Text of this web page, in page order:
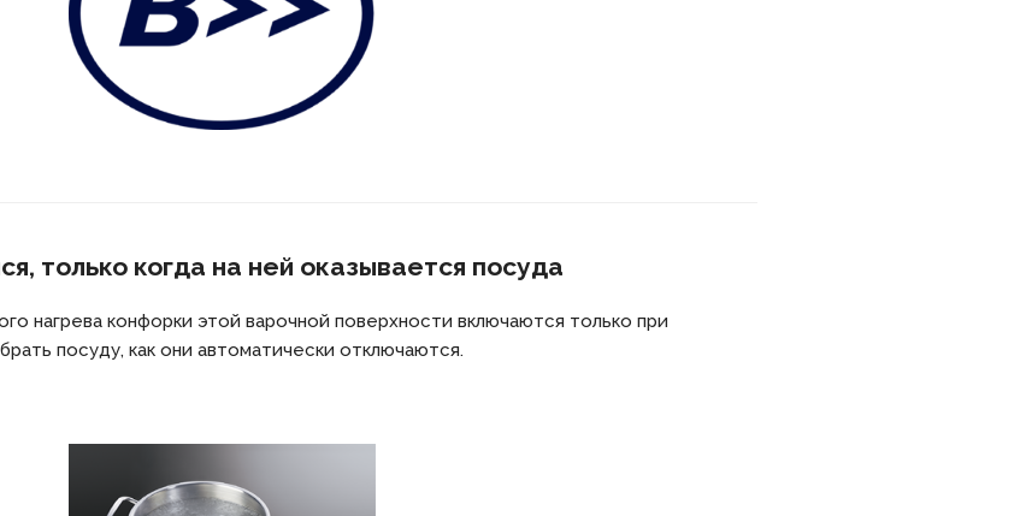
только когда на ней оказывается посуда
нагрева конфорки этой варочной поверхности включаются только при
посуду, как они автоматически отключаются.